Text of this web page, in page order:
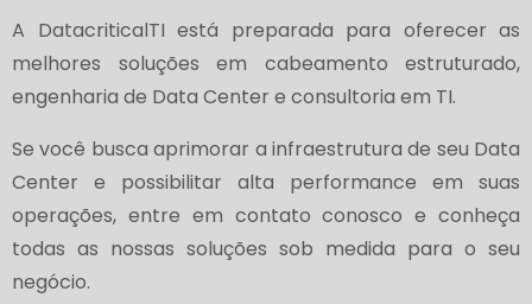
A DatacriticalTI está preparada para oferecer as
melhores soluções em cabeamento estruturado,
engenharia de Data Center e consultoria em TI.
Se você busca aprimorar a infraestrutura de seu Data
Center e possibilitar alta performance em suas
operações, entre em contato conosco e conheça
todas as nossas soluções sob medida para o seu
negócio.